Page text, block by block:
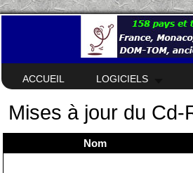
ACCUEIL LOGICIELS
Mises à jour du Cd-
Nom